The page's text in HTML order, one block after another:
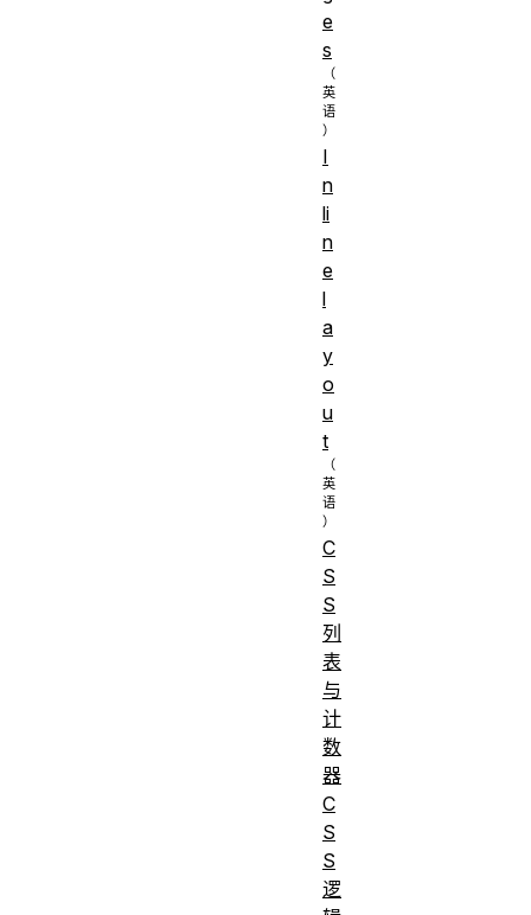
e
s
I
n
li
n
e
l
a
y
o
u
t
C
S
S
列
表
与
计
数
器
C
S
S
逻